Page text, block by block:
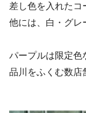
差し色を入れた
他には、白・グレ
パープルは限定色
品川をふくむ数店